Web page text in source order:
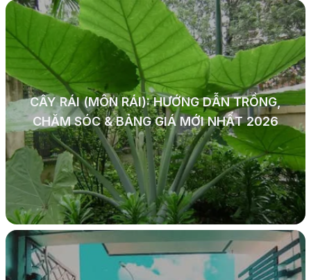
CÂY RÁI (MÔN RÁI): HƯỚNG DẪN TRỒNG,
CHĂM SÓC & BẢNG GIÁ MỚI NHẤT 2026